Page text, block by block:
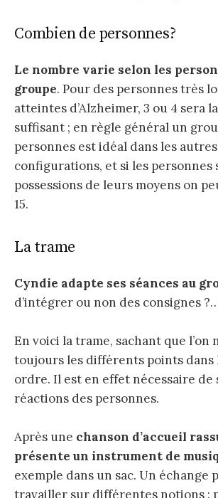
Combien de personnes?
Le nombre varie selon les
groupe. Pour des personnes très
atteintes d’Alzheimer, 3 ou 4 sera
suffisant ; en règle général un
personnes est idéal dans les autres
configurations, et si les personnes
possessions de leurs moyens on
15.
La trame
Cyndie adapte ses séances au
d’intégrer ou non des consignes
En voici la trame, sachant que l’on
toujours les différents points dans
ordre. Il est en effet nécessaire de
réactions des personnes.
Après une chanson d’accueil
présente un instrument de
exemple dans un sac. Un échange
travailler sur différentes notions :